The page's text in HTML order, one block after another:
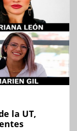
la UT,